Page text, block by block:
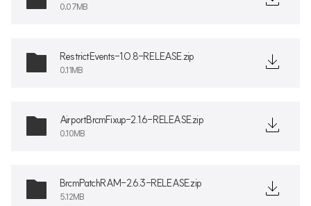
0.07MB
RestrictEvents-1.0.8-RELEASE.zip
0.11MB
AirportBrcmFixup-2.1.6-RELEASE.zip
0.10MB
BrcmPatchRAM-2.6.3-RELEASE.zip
5.12MB